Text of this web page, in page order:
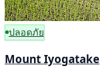
ปลอดภัย
Mount Iyogatake